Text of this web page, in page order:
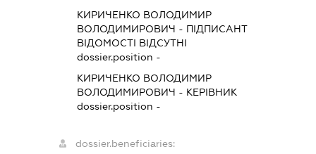
КИРИЧЕНКО ВОЛОДИМИР
ВОЛОДИМИРОВИЧ - ПІДПИСАНТ
ВІДОМОСТІ ВІДСУТНІ
dossier.position -
КИРИЧЕНКО ВОЛОДИМИР
ВОЛОДИМИРОВИЧ - КЕРІВНИК
dossier.position -
dossier.beneficiaries: